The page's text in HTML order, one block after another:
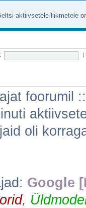
aktiivsetele liikmetele
foorumil
oli
Google
,